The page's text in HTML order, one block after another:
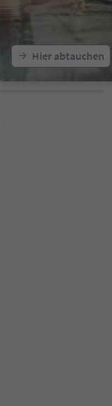
Hier abtauchen